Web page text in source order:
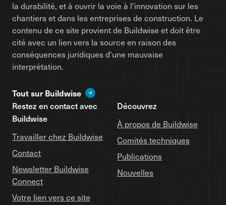
la durabilité, et à ouvrir la voie à l'innovation sur les
chantiers et dans les entreprises de construction. Le
contenu de ce site provient de Buildwise et doit être
cité avec un lien vers la source en raison des
conséquences juridiques d'une mauvaise
interprétation.
Tout sur Buildwise
Restez en contact avec
Buildwise
Travailler chez Buildwise
Contact
Newsletter Buildwise
Connect
Votre lien vers ce site
Découvrez
À propos de Buildwise
Comités techniques
Publications
Nouvelles